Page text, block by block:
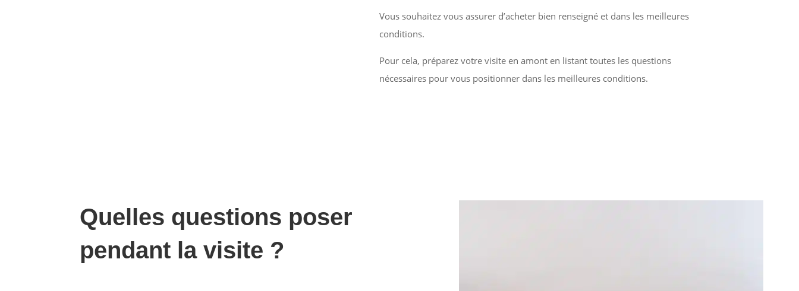
Vous souhaitez vous assurer d’acheter bien renseigné et dans les meilleures
conditions.
Pour cela, préparez votre visite en amont en listant toutes les questions
nécessaires pour vous positionner dans les meilleures conditions.
Quelles questions poser
pendant la visite ?